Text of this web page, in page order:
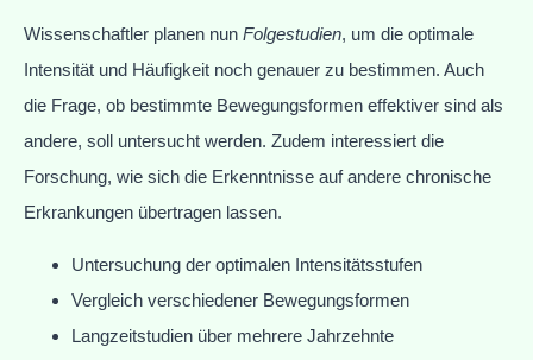
Wissenschaftler planen nun Folgestudien, um die optimale
Intensität und Häufigkeit noch genauer zu bestimmen. Auch
die Frage, ob bestimmte Bewegungsformen effektiver sind als
andere, soll untersucht werden. Zudem interessiert die
Forschung, wie sich die Erkenntnisse auf andere chronische
Erkrankungen übertragen lassen.
Untersuchung der optimalen Intensitätsstufen
Vergleich verschiedener Bewegungsformen
Langzeitstudien über mehrere Jahrzehnte